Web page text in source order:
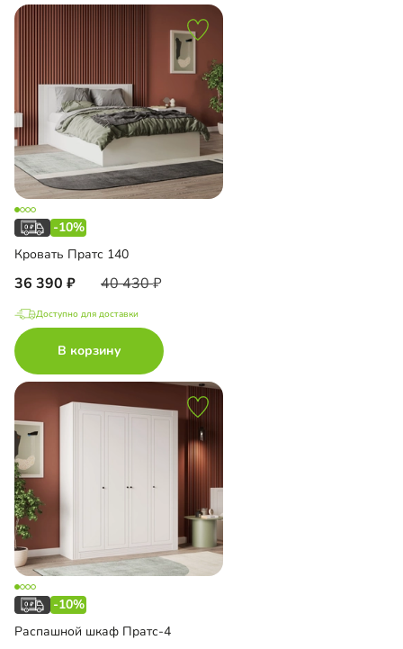
-10%
Кровать Пратс 140
36 390 40 430
Доступно для доставки
В корзину
-10%
Распашной шкаф Пратс-4